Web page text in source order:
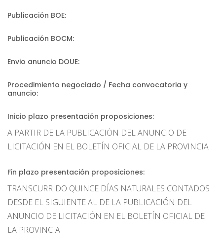
Publicación BOE:
Publicación BOCM:
Envio anuncio DOUE:
Procedimiento negociado / Fecha convocatoria y
anuncio:
Inicio plazo presentación proposiciones:
A PARTIR DE LA PUBLICACIÓN DEL ANUNCIO DE
LICITACIÓN EN EL BOLETÍN OFICIAL DE LA PROVINCIA
Fin plazo presentación proposiciones:
TRANSCURRIDO QUINCE DÍAS NATURALES CONTADOS
DESDE EL SIGUIENTE AL DE LA PUBLICACIÓN DEL
ANUNCIO DE LICITACIÓN EN EL BOLETÍN OFICIAL DE
LA PROVINCIA